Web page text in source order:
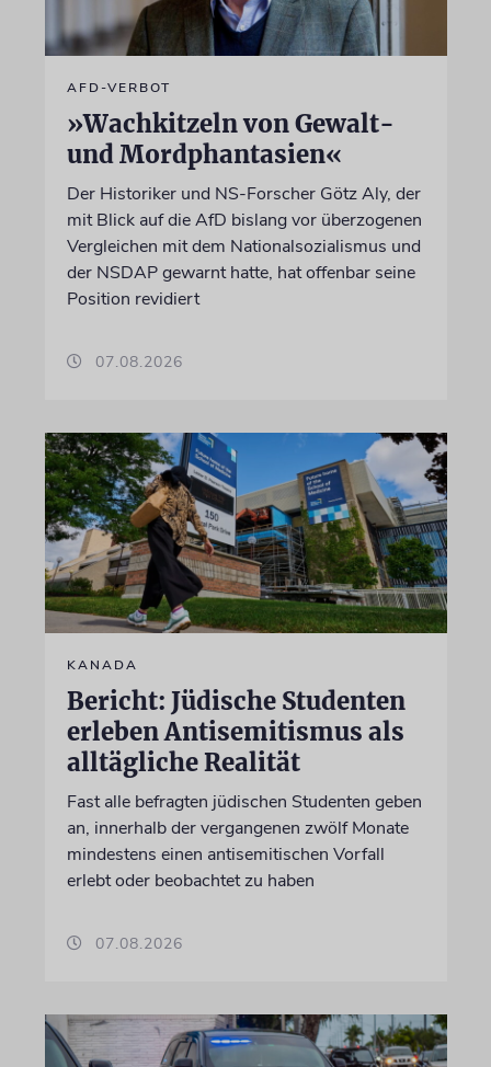
AFD-VERBOT
»Wachkitzeln von Gewalt-
und Mordphantasien«
Der Historiker und NS-Forscher Götz Aly, der
mit Blick auf die AfD bislang vor überzogenen
Vergleichen mit dem Nationalsozialismus und
der NSDAP gewarnt hatte, hat offenbar seine
Position revidiert
07.08.2026
KANADA
Bericht: Jüdische Studenten
erleben Antisemitismus als
alltägliche Realität
Fast alle befragten jüdischen Studenten geben
an, innerhalb der vergangenen zwölf Monate
mindestens einen antisemitischen Vorfall
erlebt oder beobachtet zu haben
07.08.2026